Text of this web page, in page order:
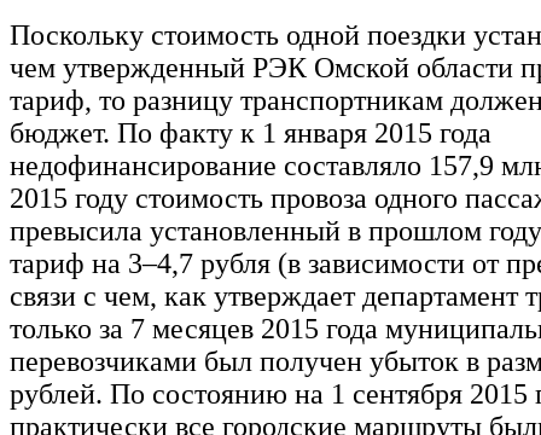
Поскольку стоимость одной поездки
чем утвержденный РЭК Омской области
тариф, то разницу транспортникам
бюджет. По факту к 1 января 2015 года
недофинансирование составляло 157,9
2015 году стоимость провоза одного
превысила установленный в прошлом
тариф на 3–4,7 рубля (в зависимости от
связи с чем, как утверждает департамент
только за 7 месяцев 2015 года
перевозчиками был получен убыток в
рублей. По состоянию на 1 сентября 2015
практически все городские маршруты